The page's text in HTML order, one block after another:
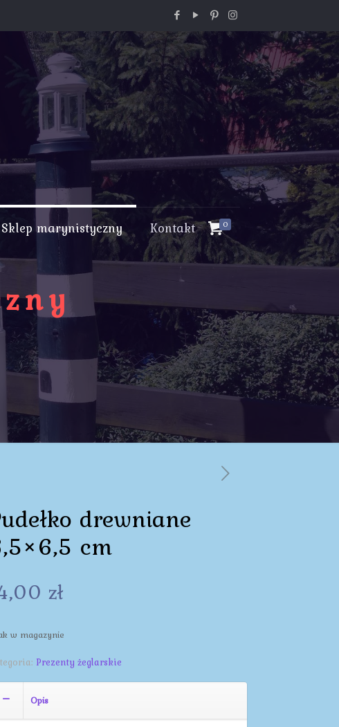
Sklep marynistyczny Kontakt 0
drewniane
cm
zł
w magazynie
Prezenty żeglarskie
Opis